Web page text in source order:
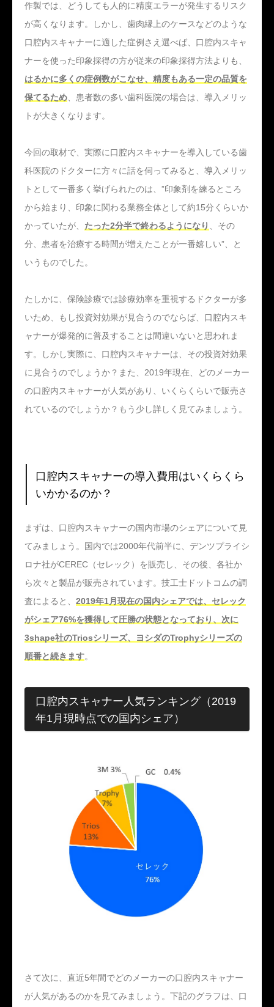
作製では、どうしても人的に精度エラーが発生するリスク
が高くなります。しかし、歯肉縁上のケースなどのような
口腔内スキャナーに適した症例さえ選べば、口腔内スキャ
ナーを使った印象採得の方が従来の印象採得方法よりも、
はるかに多くの症例数がこなせ、精度もある一定の品質を
保てるため、患者数の多い歯科医院の場合は、導入メリッ
トが大きくなります。
今回の取材で、実際に口腔内スキャナーを導入している歯
科医院のドクターに方々に話を伺ってみると、導入メリッ
トとして一番多く挙げられたのは、”印象剤を練るところ
から始まり、印象に関わる業務全体として約15分くらいか
かっていたが、 たった2分半で終わるようになり 、その
分、患者を治療する時間が増えたことが一番嬉しい”、と
いうものでした。
たしかに、保険診療では診療効率を重視するドクターが多
いため、もし投資対効果が見合うのでならば、口腔内スキ
ャナーが爆発的に普及することは間違いないと思われま
す。しかし実際に、口腔内スキャナーは、その投資対効果
に見合うのでしょうか？また、2019年現在、どのメーカー
の口腔内スキャナーが人気があり、いくらくらいで販売さ
れているのでしょうか？もう少し詳しく見てみましょう。
口腔内スキャナーの導入費用はいくらくら
いかかるのか？
まずは、口腔内スキャナーの国内市場のシェアについて見
てみましょう。国内では2000年代前半に、デンツプライシ
ロナ社がCEREC（セレック）を販売し、その後、各社か
ら次々と製品が販売されています。技工士ドットコムの調
査によると、 2019年1月現在の国内シェアでは、セレック
がシェア76%を獲得して圧勝の状態となっており、次に
3shape社のTriosシリーズ、ヨシダのTrophyシリーズの
順番と続きます。
口腔内スキャナー人気ランキング（2019
年1月現時点での国内シェア）
さて次に、直近5年間でどのメーカーの口腔内スキャナー
が人気があるのかを見てみましょう。下記のグラフは、口